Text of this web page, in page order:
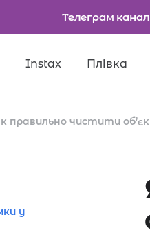
Телеграм
Instax Плівка
правильно чистити
у